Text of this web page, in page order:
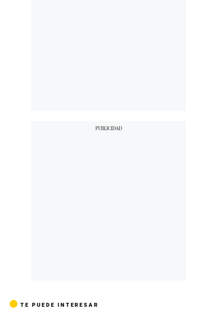
TE PUEDE INTERESAR